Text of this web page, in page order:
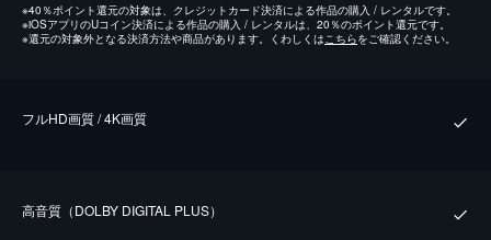
※40％ポイント還元の対象は、クレジットカード決済による作品の購入 / レンタルです。
※iOSアプリのUコイン決済による作品の購入 / レンタルは、20％のポイント還元です。
※還元の対象外となる決済方法や商品があります。くわしくは こちらをご確認ください。
フルHD画質 / 4K画質
⾼⾳質（DOLBY DIGITAL PLUS）